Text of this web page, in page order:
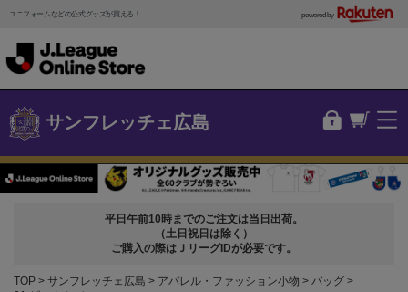
ユニフォームなどの公式グッズが買える！ powered by
サンフレッチェ広島
平日午前10時までのご注文は当日出荷。
（土日祝日は除く）
ご購入の際はＪリーグIDが必要です。
TOP サンフレッチェ広島 アパレル・ファッション小物
バッグ